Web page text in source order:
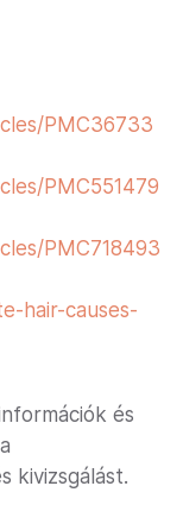
PMC36733
PMC551479
PMC718493
hair-causes-
és
kivizsgálást.